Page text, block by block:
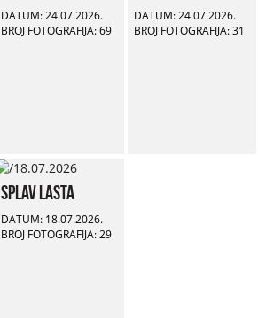
DATUM: 24.07.2026.
BROJ FOTOGRAFIJA: 69
DATUM: 24.07.2026.
BROJ FOTOGRAFIJA: 31
Splav Lasta
DATUM: 18.07.2026.
BROJ FOTOGRAFIJA: 29